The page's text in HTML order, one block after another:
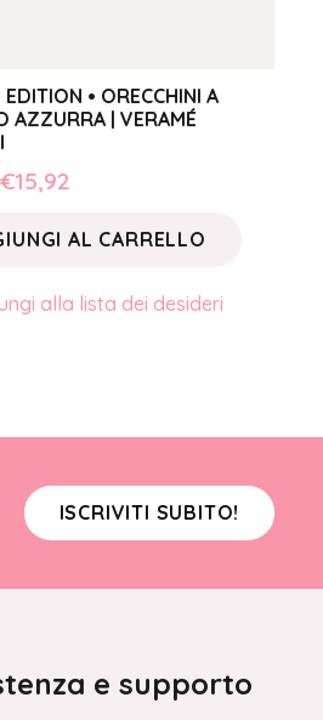
• ORECCHINI A
AZZURRA | VERAMÉ
Il
originale
€19,90.
€15,92
attuale
€15,92.
AL CARRELLO
alla lista dei desideri
ISCRIVITI SUBITO!
e supporto